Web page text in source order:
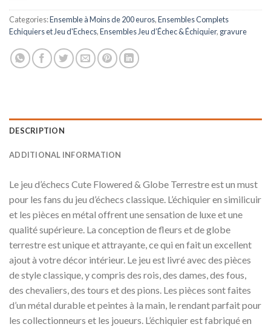
Categories:Ensemble à Moins de 200 euros,Ensembles Complets
Echiquiers et Jeu d'Echecs,Ensembles Jeu d’Échec & Échiquier, gravure
DESCRIPTION
ADDITIONAL INFORMATION
Le jeu d’échecs Cute Flowered & Globe Terrestre est un must
pour les fans du jeu d’échecs classique. L’échiquier en similicuir
et les pièces en métal offrent une sensation de luxe et une
qualité supérieure. La conception de fleurs et de globe
terrestre est unique et attrayante, ce qui en fait un excellent
ajout à votre décor intérieur. Le jeu est livré avec des pièces
de style classique, y compris des rois, des dames, des fous,
des chevaliers, des tours et des pions. Les pièces sont faites
d’un métal durable et peintes à la main, le rendant parfait pour
les collectionneurs et les joueurs. L’échiquier est fabriqué en